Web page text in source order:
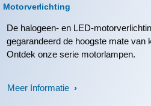
Motorverlichting
De halogeen- en LED-
gegarandeerd de hoogste mate van
Ontdek onze serie motorlampen.
Meer Informatie